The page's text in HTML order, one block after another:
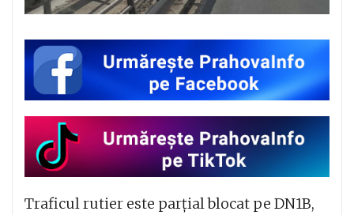
Traficul rutier este parțial blocat pe DN1B,